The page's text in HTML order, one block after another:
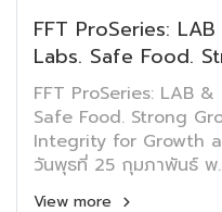
FFT ProSeries:
Labs. Safe Food.
Food Integrity for
Standards
FFT ProSeries: LAB
Safe Food. Strong
Integrity for Growth
วันพุธที่ 25 กุมภาพันธ์ พ.
ระยอง สตาร์ คอนเวนชั่น
View more